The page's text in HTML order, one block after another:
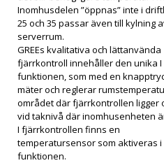
Inomhusdelen ”öppnas” inte i
25 och 35 passar även till kylning
serverrum.
GREEs kvalitativa och lättanvända
fjärrkontroll innehåller den unika I
funktionen, som med en
mäter och reglerar
området där fjärrkontrollen ligger
vid taknivå där inomhusenheten
I fjärrkontrollen finns en
temperatursensor som aktiveras
funktionen.